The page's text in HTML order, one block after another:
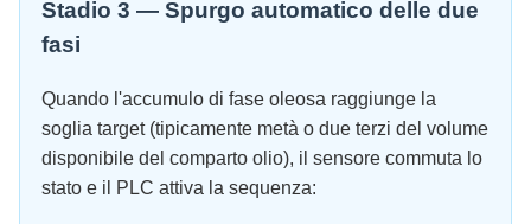
Stadio 3 — Spurgo automatico delle due
fasi
Quando l'accumulo di fase oleosa raggiunge la
soglia target (tipicamente metà o due terzi del volume
disponibile del comparto olio), il sensore commuta lo
stato e il PLC attiva la sequenza: